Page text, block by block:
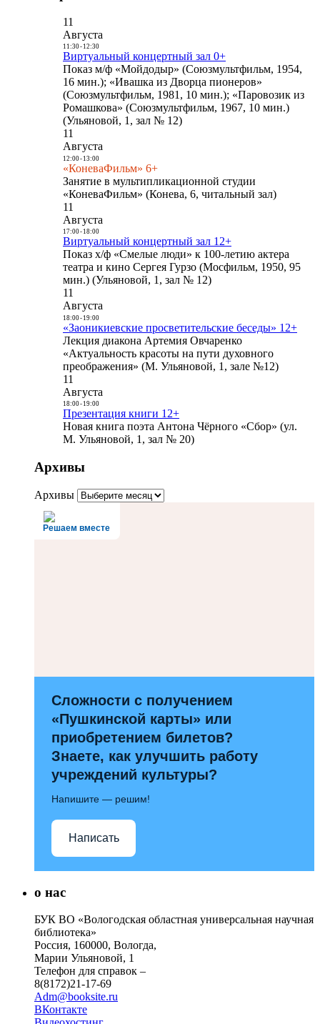
11
Августа
11:30- 12:30
Виртуальный концертный зал 0+
Показ м/ф «Мойдодыр» (Союзмультфильм, 1954,
16 мин.); «Ивашка из Дворца пионеров»
(Союзмультфильм, 1981, 10 мин.); «Паровозик из
Ромашкова» (Союзмультфильм, 1967, 10 мин.)
(Ульяновой, 1, зал № 12)
11
Августа
12:00- 13:00
«КоневаФильм» 6+
Занятие в мультипликационной студии
«КоневаФильм» (Конева, 6, читальный зал)
11
Августа
17:00- 18:00
Виртуальный концертный зал 12+
Показ х/ф «Смелые люди» к 100-летию актера
театра и кино Сергея Гурзо (Мосфильм, 1950, 95
мин.) (Ульяновой, 1, зал № 12)
11
Августа
18:00- 19:00
«Заоникиевские просветительские беседы» 12+
Лекция диакона Артемия Овчаренко
«Актуальность красоты на пути духовного
преображения» (М. Ульяновой, 1, зале №12)
11
Августа
18:00- 19:00
Презентация книги 12+
Новая книга поэта Антона Чёрного «Сбор» (ул.
М. Ульяновой, 1, зал № 20)
Архивы
Архивы
Решаем вместе
Сложности с получением
«Пушкинской карты» или
приобретением билетов?
Знаете, как улучшить работу
учреждений культуры?
Напишите — решим!
Написать
о нас
БУК ВО «Вологодская областная универсальная научная
библиотека»
Россия, 160000, Вологда,
Марии Ульяновой, 1
Телефон для справок –
8(8172)21-17-69
Adm@booksite.ru
ВКонтакте